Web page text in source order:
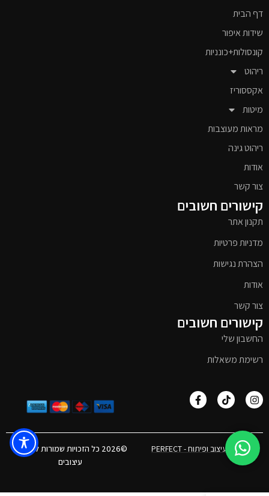
דף הבית
שידות איפור
קונסולות+כונניות
ריהוט
אקססוריז
מיטות
מראות מעוצבות
ריהוט גינה
אודות
צור קשר
קישורים חשובים
תקנון אתר
מדניות פרטיות
הצהרת נגישות
אודות
צור קשר
קישורים חשובים
החשבון שלי
רשימת משאלות
אפיון, עיצוב ופיתוח - PERFECT
©2026 כל הזכויות שמורות לטימבר
עיצובים